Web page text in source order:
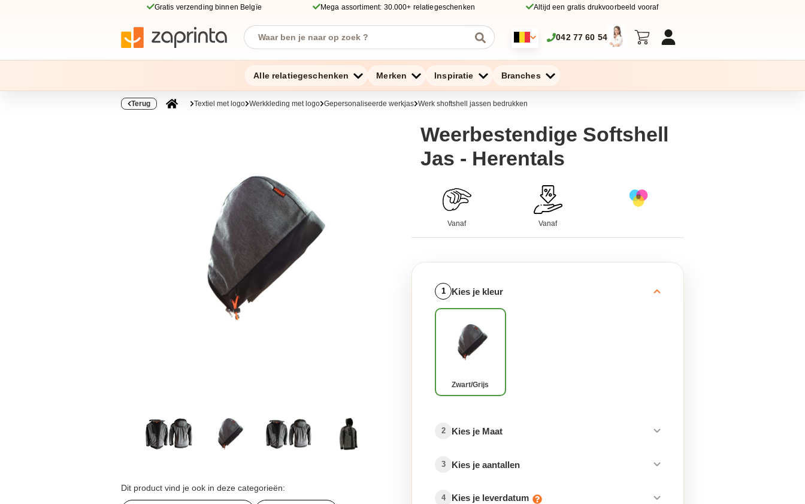
Gratis verzending binnen Belgïe Mega assortiment: 30.000+ relatiegeschenken Altijd een gratis drukvoorbeeld vooraf
042 77 60 54
Alle relatiegeschenken Merken Inspiratie Branches
Terug Textiel met logo Werkkleding met logo Gepersonaliseerde werkjas Werk shoftshell jassen bedrukken
Dit product vind je ook in deze categorieën:
Weerbestendige Softshell
Jas - Herentals
Vanaf Vanaf
1 Kies je kleur
Zwart/grijs
2 Kies je Maat
3 Kies je aantallen
4 Kies je leverdatum